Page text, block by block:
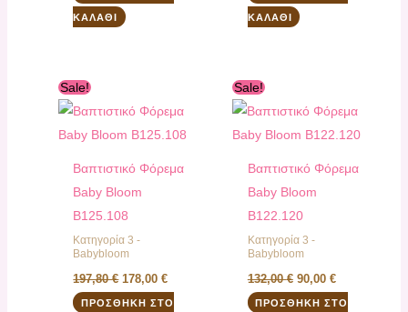
ΚΑΛΆΘΙ ΚΑΛΆΘΙ
Sale!
Βαπτιστικό Φόρεμα
Baby Bloom
B125.108
Κατηγορία 3 -
Babybloom
197,80€
was:
178,00€
τιμή
178,00 €.
ΠΡΟΣΘΉΚΗ ΣΤΟ
Sale!
Βαπτιστικό Φόρεμα
Baby Bloom
B122.120
Κατηγορία 3 -
Babybloom
132,00€
was:
90,00 €
τιμή
90,00 €.
ΠΡΟΣΘΉΚΗ ΣΤΟ